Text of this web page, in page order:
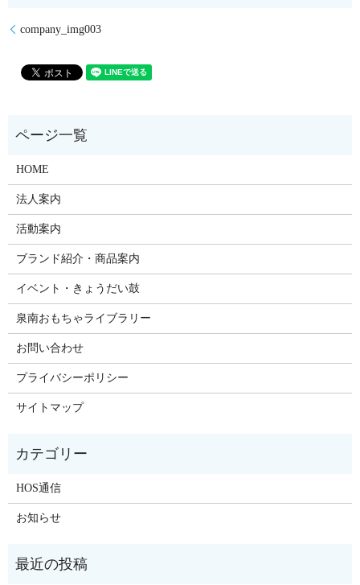
company_img003
HOME
法人案内
活動案内
ブランド紹介・商品案内
イベント・きょうだい鼓
泉南おもちゃライブラリー
お問い合わせ
プライバシーポリシー
サイトマップ
HOS通信
お知らせ